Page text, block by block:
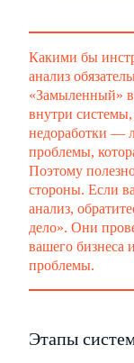
Какими бы
анализ
«Замыленный»
внутри
недоработки —
проблемы,
Поэтому
стороны. Если
анализ,
дело». Они
вашего бизнеса
проблемы.
Этапы